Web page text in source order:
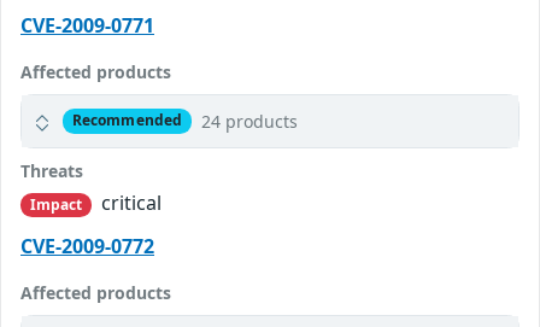
CVE-2009-0771
Affected products
Recommended 24 products
Threats
Impact
critical
CVE-2009-0772
Affected products